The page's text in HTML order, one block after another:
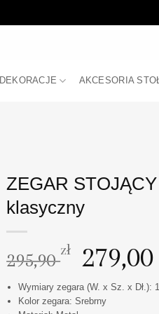
DEKORACJE AKCESORIA
ZEGAR
klasyczny
295,90zł
Pierwotna
cena
wynosiła:
295,90 zł.
279,00
Wymiary zegara (W. x Sz. x Dł.):
Kolor zegara: Srebrny